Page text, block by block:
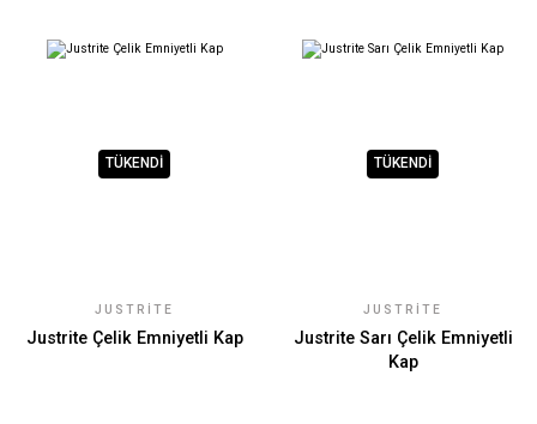
TÜKENDİ
JUSTRITE
Justrite Çelik Emniyetli Kap
TÜKENDİ
JUSTRITE
Justrite Sarı Çelik Emniyetli
Kap